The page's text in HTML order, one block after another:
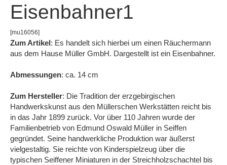
Eisenbahner1
[mu16056]
Zum Artikel: Es handelt sich hierbei um einen Räuchermann
aus dem Hause Müller GmbH. Dargestellt ist ein Eisenbahner.
Abmessungen: ca. 14 cm
Zum Hersteller: Die Tradition der erzgebirgischen
Handwerkskunst aus den Müllerschen Werkstätten reicht bis
in das Jahr 1899 zurück. Vor über 110 Jahren wurde der
Familienbetrieb von Edmund Oswald Müller in Seiffen
gegründet. Seine handwerkliche Produktion war äußerst
vielgestaltig. Sie reichte von Kinderspielzeug über die
typischen Seiffener Miniaturen in der Streichholzschachtel bis